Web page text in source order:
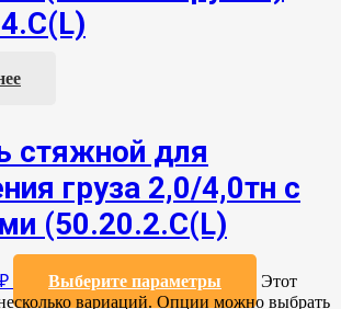
стяжной для
груза 2,0/4,0тн с
(50.20.2.C(L)
₽ Выберите параметры
Этот
вариаций. Опции можно выбрать